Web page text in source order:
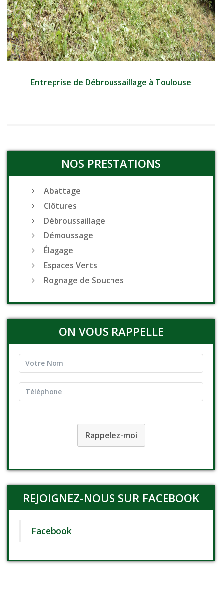
Entreprise de Débroussaillage à Toulouse
NOS PRESTATIONS
Abattage
Clôtures
Débroussaillage
Démoussage
Élagage
Espaces Verts
Rognage de Souches
ON VOUS RAPPELLE
Rappelez-moi
REJOIGNEZ-NOUS SUR FACEBOOK
Facebook